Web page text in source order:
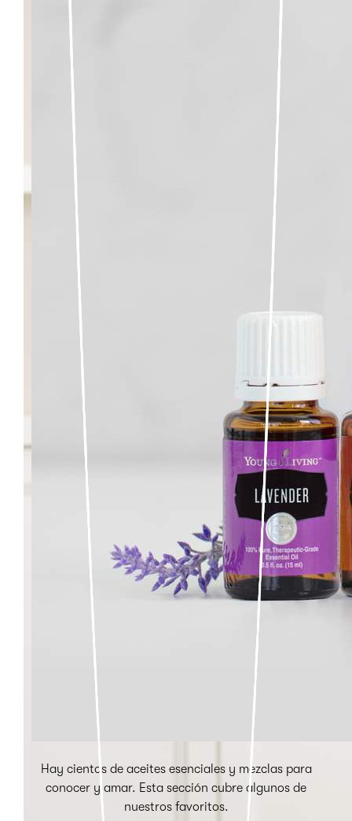
Hay cientos de aceites esenciales y mezclas para
conocer y amar. Esta sección cubre algunos de
nuestros favoritos.